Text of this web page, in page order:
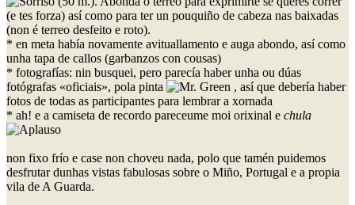
(e tes forza) así como para ter un pouquiño de cabeza nas baixadas
(non é terreo desfeito e roto).
* en meta había novamente avituallamento e auga abondo, así como
unha tapa de callos (garbanzos con cousas)
* fotografías: nin busquei, pero parecía haber unha ou dúas
fotógrafas «oficiais», pola pinta
, así que debería haber
fotos de todas as participantes para lembrar a xornada
* ah! e a camiseta de recordo pareceume moi orixinal e chula
non fixo frío e case non choveu nada, polo que tamén puidemos
desfrutar dunhas vistas fabulosas sobre o Miño, Portugal e a propia
vila de A Guarda.